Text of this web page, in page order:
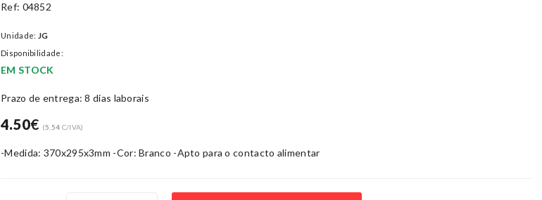
Ref: 04852
Unidade: JG
Disponibilidade:
EM STOCK
Prazo de entrega: 8 dias laborais
4.50€ (5.54 C/IVA)
-Medida: 370x295x3mm -Cor: Branco -Apto para o contacto alimentar